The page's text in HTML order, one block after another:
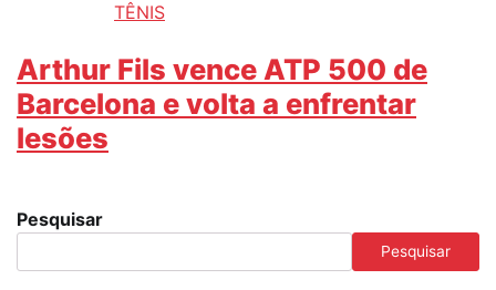
TÊNIS
Arthur Fils vence ATP 500 de
Barcelona e volta a enfrentar
lesões
Pesquisar
Pesquisar